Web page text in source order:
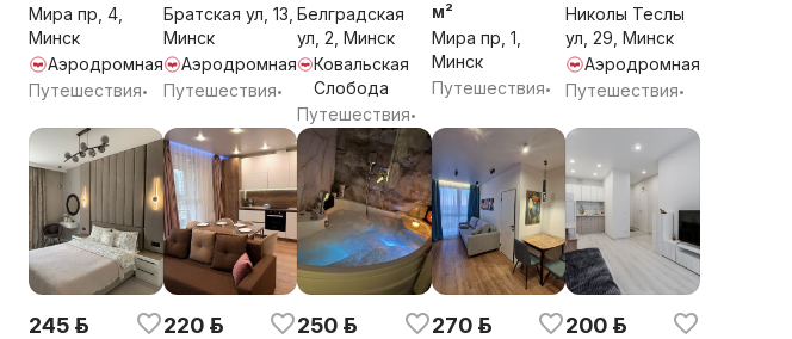
Мира пр, 4,
Минск
Аэродромная
Путешествия•
Братская ул, 13,
Минск
Аэродромная
Путешествия•
Белградская
ул, 2, Минск
Ковальская
Слобода
Путешествия•
м²
Мира пр, 1,
Минск
Путешествия•
Николы Теслы
ул, 29, Минск
Аэродромная
Путешествия•
245 р. 220 р. 250 р. 270 р. 200 р.